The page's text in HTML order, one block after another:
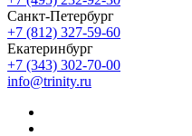
Санкт-Петербург
+7 (812) 327-59-60
Екатеринбург
+7 (343) 302-70-00
info@trinity.ru